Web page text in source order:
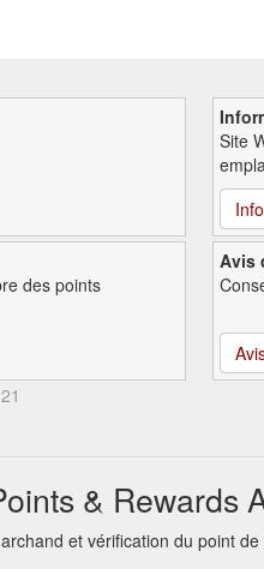
Site
des points
Avis
& Rewards
et vérification du point